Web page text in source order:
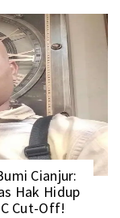
Cianjur:
Hak Hidup
Cut-Off!